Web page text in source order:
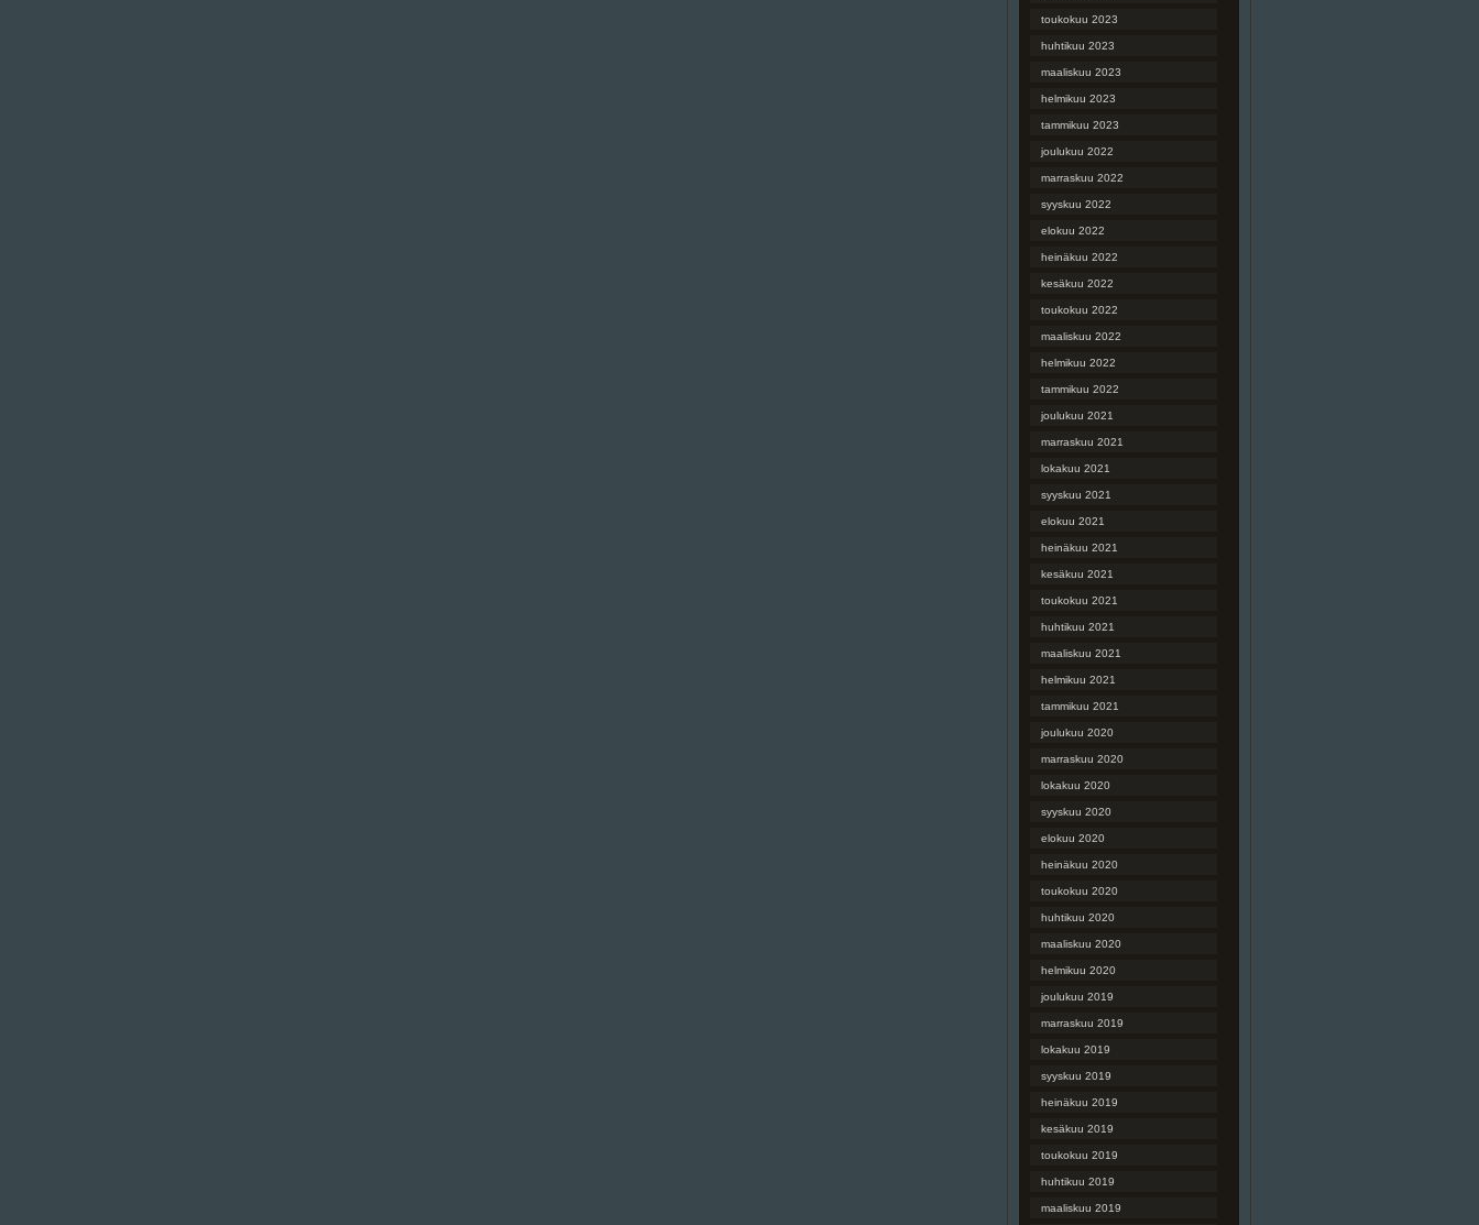
toukokuu 2023
huhtikuu 2023
maaliskuu 2023
helmikuu 2023
tammikuu 2023
joulukuu 2022
marraskuu 2022
syyskuu 2022
elokuu 2022
heinäkuu 2022
kesäkuu 2022
toukokuu 2022
maaliskuu 2022
helmikuu 2022
tammikuu 2022
joulukuu 2021
marraskuu 2021
lokakuu 2021
syyskuu 2021
elokuu 2021
heinäkuu 2021
kesäkuu 2021
toukokuu 2021
huhtikuu 2021
maaliskuu 2021
helmikuu 2021
tammikuu 2021
joulukuu 2020
marraskuu 2020
lokakuu 2020
syyskuu 2020
elokuu 2020
heinäkuu 2020
toukokuu 2020
huhtikuu 2020
maaliskuu 2020
helmikuu 2020
joulukuu 2019
marraskuu 2019
lokakuu 2019
syyskuu 2019
heinäkuu 2019
kesäkuu 2019
toukokuu 2019
huhtikuu 2019
maaliskuu 2019